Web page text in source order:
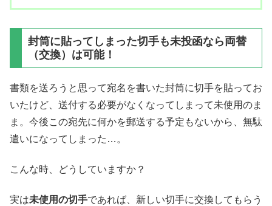
封筒に貼ってしまった切手も未投函なら両替
（交換）は可能！
書類を送ろうと思って宛名を書いた封筒に切手を貼ってお
いたけど、送付する必要がなくなってしまって未使用のま
ま。今後この宛先に何かを郵送する予定もないから、無駄
遣いになってしまった…。
こんな時、どうしていますか？
実は未使用の切手であれば、新しい切手に交換してもらう